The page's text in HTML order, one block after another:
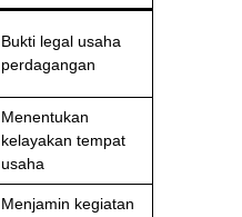
Bukti legal usaha
perdagangan
Menentukan
kelayakan tempat
usaha
Menjamin kegiatan